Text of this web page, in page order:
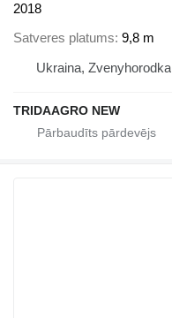
2018
Satveres platums 9,8 m
Ukraina, Zvenyhorodka
TRIDAAGRO NEW